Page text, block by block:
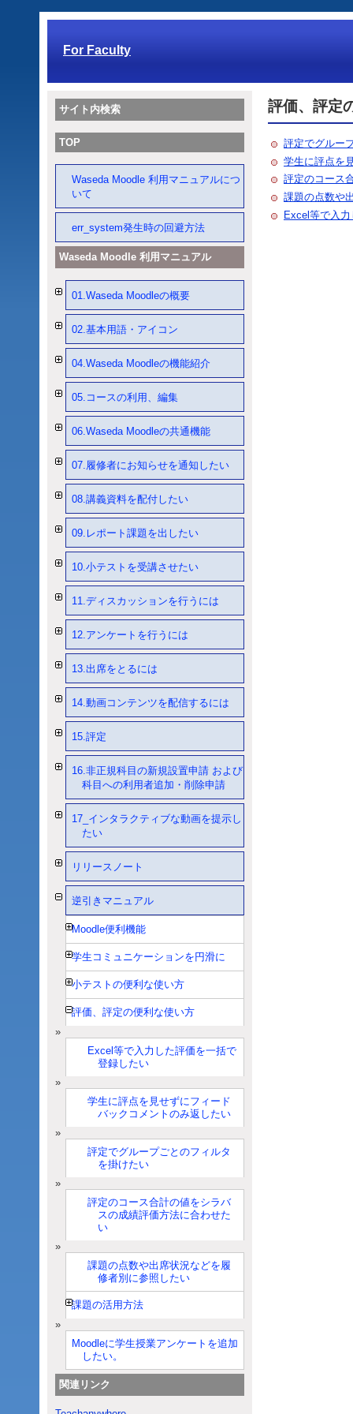
For Faculty
評価、評定
評定でグルー
学生に評点を
評定のコース
課題の点数や
Excel等で入
サイト内検索
TOP
Waseda Moodle 利用マニュアルにつ
いて
err_system発生時の回避方法
Waseda Moodle 利用マニュアル
01.Waseda Moodleの概要
02.基本用語・アイコン
04.Waseda Moodleの機能紹介
05.コースの利用、編集
06.Waseda Moodleの共通機能
07.履修者にお知らせを通知したい
08.講義資料を配付したい
09.レポート課題を出したい
10.小テストを受講させたい
11.ディスカッションを行うには
12.アンケートを行うには
13.出席をとるには
14.動画コンテンツを配信するには
15.評定
16.非正規科目の新規設置申請 および
科目への利用者追加・削除申請
17_インタラクティブな動画を提示し
たい
リリースノート
逆引きマニュアル
Moodle便利機能
学生コミュニケーションを円滑に
小テストの便利な使い方
評価、評定の便利な使い方
Excel等で入力した評価を一括で
登録したい
学生に評点を見せずにフィード
バックコメントのみ返したい
評定でグループごとのフィルタ
を掛けたい
評定のコース合計の値をシラバ
スの成績評価方法に合わせた
い
課題の点数や出席状況などを履
修者別に参照したい
課題の活用方法
Moodleに学生授業アンケートを追加
したい。
関連リンク